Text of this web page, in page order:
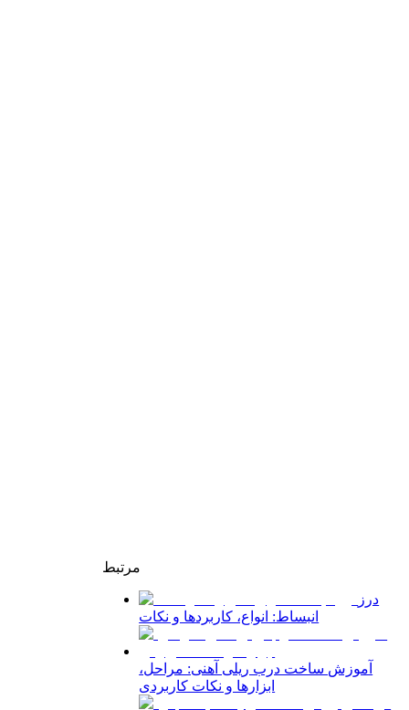
مرتبط
درز
انبساط: انواع، کاربردها و نکات
آموزش ساخت درب ریلی آهنی: مراحل،
ابزارها و نکات کاربردی